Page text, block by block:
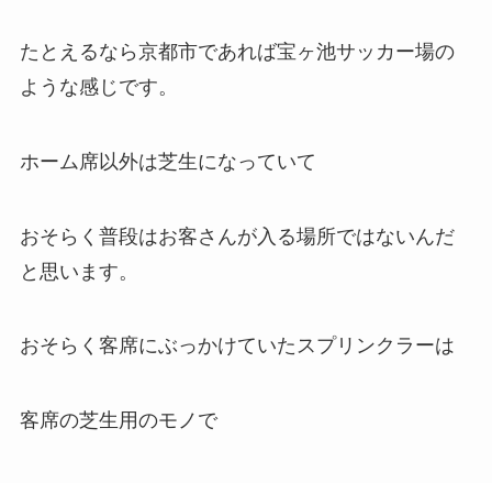
たとえるなら京都市であれば宝ヶ池サッカー場の
ような感じです。
ホーム席以外は芝生になっていて
おそらく普段はお客さんが入る場所ではないんだ
と思います。
おそらく客席にぶっかけていたスプリンクラーは
客席の芝生用のモノで